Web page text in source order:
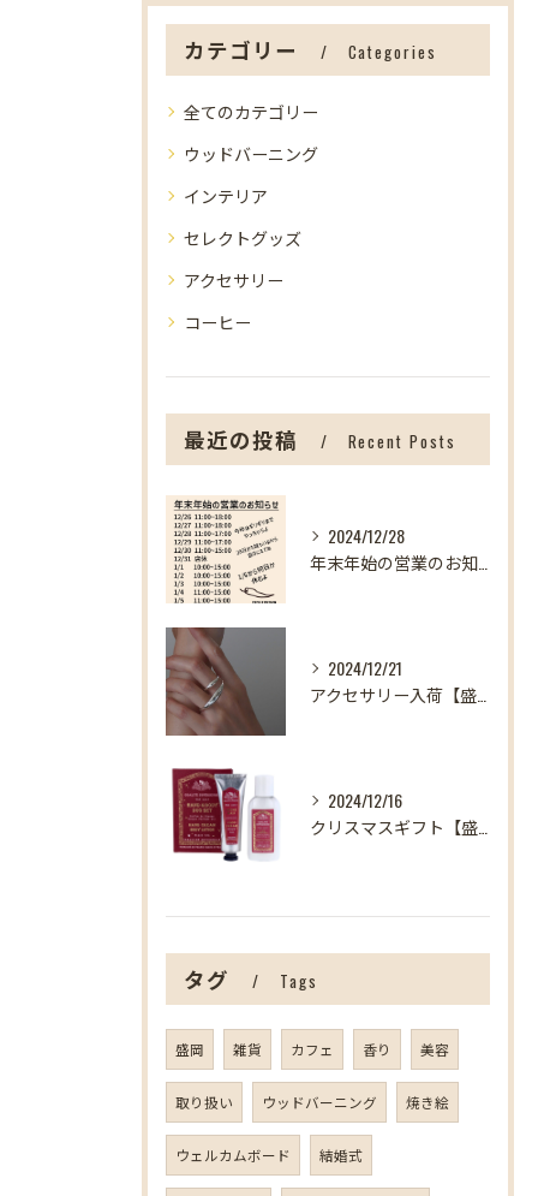
カテゴリー Categories
全てのカテゴリー
ウッドバーニング
インテリア
セレクトグッズ
アクセサリー
コーヒー
最近の投稿 Recent Posts
2024/12/28
2024/12/21
2024/12/16
タグ Tags
盛岡 雑貨 カフェ 香り 美容
取り扱い ウッドバーニング 焼き絵
ウェルカムボード 結婚式